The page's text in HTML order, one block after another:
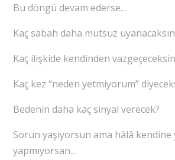
Bu döngü devam ederse…
Kaç sabah daha mutsuz
Kaç ilişkide kendinden
Kaç kez “neden yetmiyorum”
Bedenin daha kaç sinyal verecek?
Sorun yaşıyorsun ama hâlâ kendine
yapmıyorsan…